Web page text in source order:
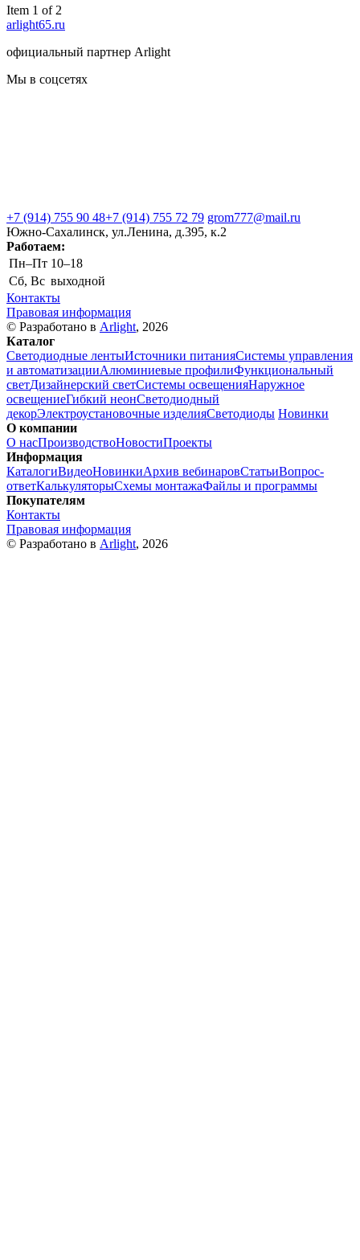
Item 1 of 2
arlight65.ru
официальный партнер Arlight
Мы в соцсетях
+7 (914) 755 90 48+7 (914) 755 72 79 grom777@mail.ru
Южно-Сахалинск, ул.Ленина, д.395, к.2
Работаем:
Пн–Пт 10–18
Сб, Вс выходной
Контакты
Правовая информация
© Разработано в Arlight, 2026
Каталог
Светодиодные лентыИсточники питанияСистемы управления
и автоматизацииАлюминиевые профилиФункциональный
светДизайнерский светСистемы освещенияНаружное
освещениеГибкий неонСветодиодный
декорЭлектроустановочные изделияСветодиоды Новинки
О компании
О насПроизводствоНовостиПроекты
Информация
КаталогиВидеоНовинкиАрхив вебинаровСтатьиВопрос-
ответКалькуляторыСхемы монтажаФайлы и программы
Покупателям
Контакты
Правовая информация
© Разработано в Arlight, 2026